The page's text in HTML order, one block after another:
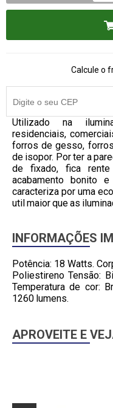
Calcule o
Utilizado na
residenciais,
forros de gesso,
de isopor. Por ter a
de fixado, fica
acabamento bonito
caracteriza por uma
util maior que as
INFORMAÇÕES
Potência: 18 Watts.
Poliestireno Tensão:
Temperatura de cor:
1260 lumens.
APROVEITE E